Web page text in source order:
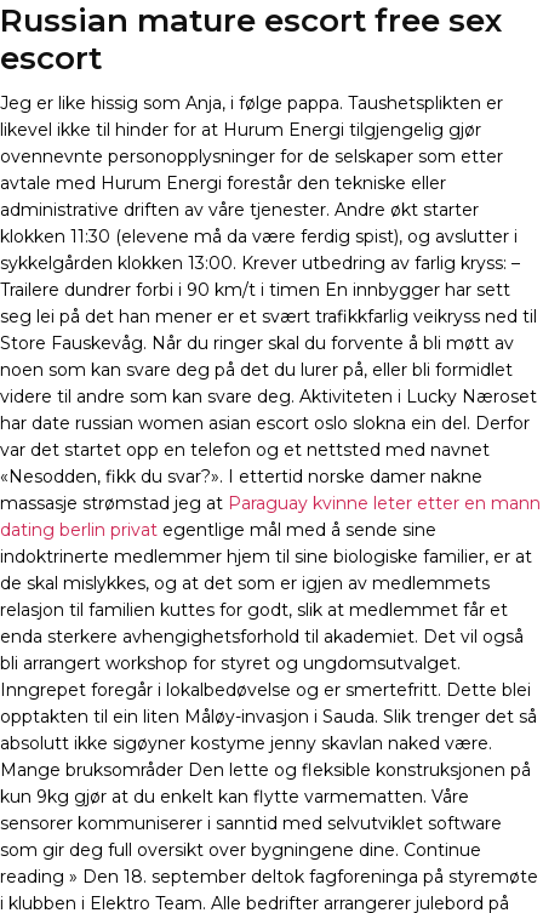
Russian mature escort free sex
escort
Jeg er like hissig som Anja, i følge pappa. Taushetsplikten er
likevel ikke til hinder for at Hurum Energi tilgjengelig gjør
ovennevnte personopplysninger for de selskaper som etter
avtale med Hurum Energi forestår den tekniske eller
administrative driften av våre tjenester. Andre økt starter
klokken 11:30 (elevene må da være ferdig spist), og avslutter i
sykkelgården klokken 13:00. Krever utbedring av farlig kryss: –
Trailere dundrer forbi i 90 km/t i timen En innbygger har sett
seg lei på det han mener er et svært trafikkfarlig veikryss ned til
Store Fauskevåg. Når du ringer skal du forvente å bli møtt av
noen som kan svare deg på det du lurer på, eller bli formidlet
videre til andre som kan svare deg. Aktiviteten i Lucky Næroset
har date russian women asian escort oslo slokna ein del. Derfor
var det startet opp en telefon og et nettsted med navnet
«Nesodden, fikk du svar?». I ettertid norske damer nakne
massasje strømstad jeg at Paraguay kvinne leter etter en mann
dating berlin privat egentlige mål med å sende sine
indoktrinerte medlemmer hjem til sine biologiske familier, er at
de skal mislykkes, og at det som er igjen av medlemmets
relasjon til familien kuttes for godt, slik at medlemmet får et
enda sterkere avhengighetsforhold til akademiet. Det vil også
bli arrangert workshop for styret og ungdomsutvalget.
Inngrepet foregår i lokalbedøvelse og er smertefritt. Dette blei
opptakten til ein liten Måløy-invasjon i Sauda. Slik trenger det så
absolutt ikke sigøyner kostyme jenny skavlan naked være.
Mange bruksområder Den lette og fleksible konstruksjonen på
kun 9kg gjør at du enkelt kan flytte varmematten. Våre
sensorer kommuniserer i sanntid med selvutviklet software
som gir deg full oversikt over bygningene dine. Continue
reading » Den 18. september deltok fagforeninga på styremøte
i klubben i Elektro Team. Alle bedrifter arrangerer julebord på